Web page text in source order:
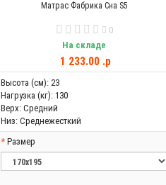
Матрас Фабрика Сна S5
0
На складе
1 233.00 .p
Высота (см): 23
Нагрузка (кг): 130
Верх: Средний
Низ: Среднежесткий
Размер